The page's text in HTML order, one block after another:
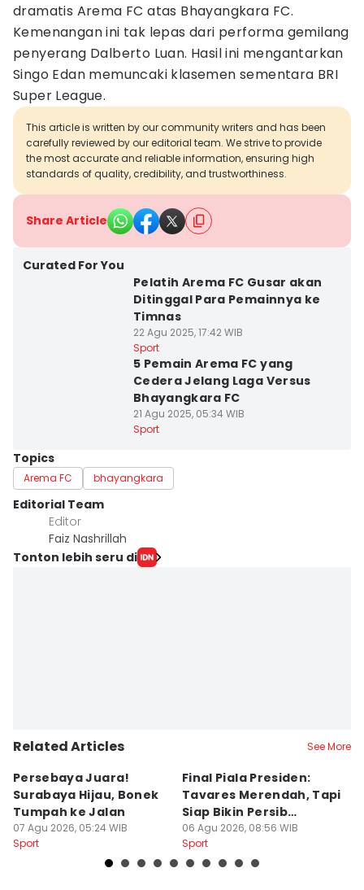
dramatis Arema FC atas Bhayangkara FC.
Kemenangan ini tak lepas dari performa gemilang
penyerang Dalberto Luan. Hasil ini mengantarkan
Singo Edan memuncaki klasemen sementara BRI
Super League.
This article is written by our community writers and has been
carefully reviewed by our editorial team. We strive to provide
the most accurate and reliable information, ensuring high
standards of quality, credibility, and trustworthiness.
Share Article
Curated For You
Pelatih Arema FC Gusar akan
Ditinggal Para Pemainnya ke
Timnas
22 Agu 2025, 17:42 WIB
Sport
5 Pemain Arema FC yang
Cedera Jelang Laga Versus
Bhayangkara FC
21 Agu 2025, 05:34 WIB
Sport
Topics
Arema FC bhayangkara
Editorial Team
Editor
Faiz Nashrillah
Tonton lebih seru di
Related Articles See More
Persebaya Juara!
Surabaya Hijau, Bonek
Tumpah ke Jalan
07 Agu 2026, 05:24 WIB
Sport
Final Piala Presiden:
Tavares Merendah, Tapi
Siap Bikin Persib
Tumbang
06 Agu 2026, 08:56 WIB
Sport